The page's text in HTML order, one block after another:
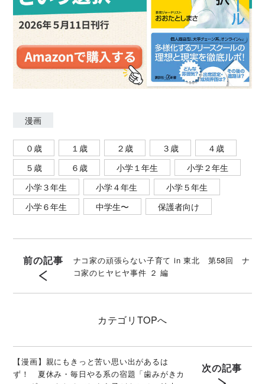
漫画
０歳 １歳 ２歳 ３歳
４歳
５歳
６歳 小学１年生
小学２年生
小学３年生
小学４年生
小学５年生
小学６年生
中学生〜 保護者向け
前の記事
ナコ家の頑張らない子育て in 東北 第58回 ナ
コ家のヒヤヒヤ事件 ２ 編
カテゴリ TOPへ
【漫画】親にもきっと苦い思い出があるは
ず！ 夏休み・毎日やる系の宿題「歯みがきカ
次の記事